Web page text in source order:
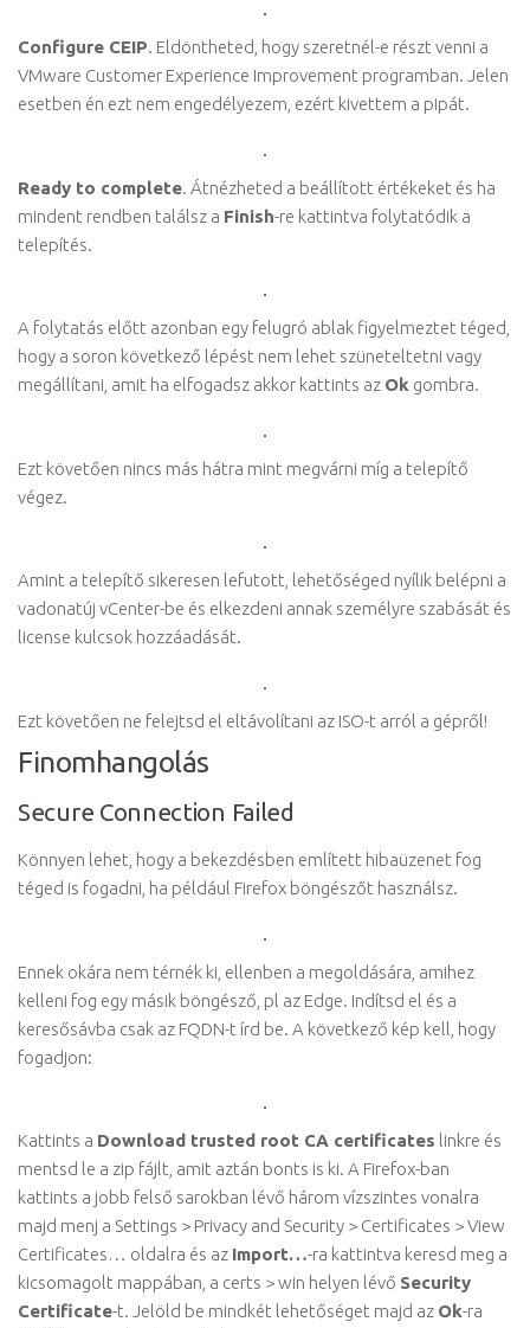
Configure CEIP. Eldöntheted, hogy szeretnél-e részt venni a
VMware Customer Experience Improvement programban. Jelen
esetben én ezt nem engedélyezem, ezért kivettem a pipát.
Ready to complete. Átnézheted a beállított értékeket és ha
mindent rendben találsz a Finish-re kattintva folytatódik a
telepítés.
A folytatás előtt azonban egy felugró ablak figyelmeztet téged,
hogy a soron következő lépést nem lehet szüneteltetni vagy
megállítani, amit ha elfogadsz akkor kattints az Ok gombra.
Ezt követően nincs más hátra mint megvárni míg a telepítő
végez.
Amint a telepítő sikeresen lefutott, lehetőséged nyílik belépni a
vadonatúj vCenter-be és elkezdeni annak személyre szabását és
license kulcsok hozzáadását.
Ezt követően ne felejtsd el eltávolítani az ISO-t arról a gépről!
Finomhangolás
Secure Connection Failed
Könnyen lehet, hogy a bekezdésben említett hibaüzenet fog
téged is fogadni, ha például Firefox böngészőt használsz.
Ennek okára nem térnék ki, ellenben a megoldására, amihez
kelleni fog egy másik böngésző, pl az Edge. Indítsd el és a
keresősávba csak az FQDN-t írd be. A következő kép kell, hogy
fogadjon:
Kattints a Download trusted root CA certificates linkre és
mentsd le a zip fájlt, amit aztán bonts is ki. A Firefox-ban
kattints a jobb felső sarokban lévő három vízszintes vonalra
majd menj a Settings > Privacy and Security > Certificates > View
Certificates… oldalra és az Import…-ra kattintva keresd meg a
kicsomagolt mappában, a certs > win helyen lévő Security
Certificate-t. Jelöld be mindkét lehetőséget majd az Ok-ra